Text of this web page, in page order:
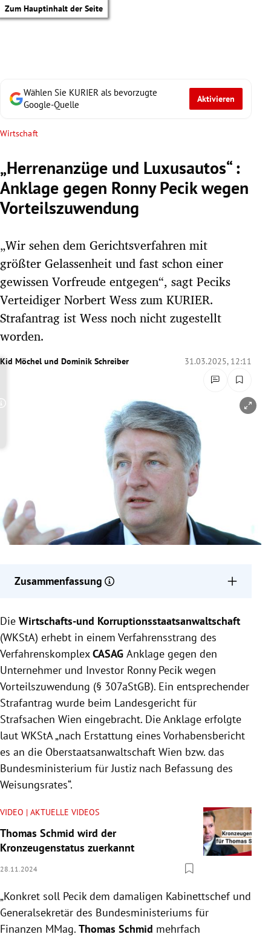
Zum Hauptinhalt der Seite
Untermenü
Untermenü
Untermenü
Untermenü
Untermenü
Untermenü
Wählen Sie KURIER als bevorzugte
Google-Quelle
Aktivieren
Wirtschaft
„Herrenanzüge und Luxusautos“ :
Anklage gegen Ronny Pecik wegen
Vorteilszuwendung
„Wir sehen dem Gerichtsverfahren mit
größter Gelassenheit und fast schon einer
gewissen Vorfreude entgegen“, sagt Peciks
Verteidiger Norbert Wess zum KURIER.
Strafantrag ist Wess noch nicht zugestellt
worden.
Kid Möchel und Dominik Schreiber 31.03.2025, 12:11
Copyright-Hinweis öffnen/schließen
Zusammenfassung
Vorteilszuwendung an, da er Luxusautos und
Schneiderkosten für Thomas Schmid übernommen
haben soll.
Der Vorwurf lautet, dass Schmid Pecik im Gegenzug
bei Anliegen unterstützt und ihm schnelle Termine
beim Finanzminister verschafft habe.
Pecik bestreitet die Vorwürfe, ihm drohen bis zu drei
Jahre Haft, während Schmid der Kronzeugenstatus
zuerkannt wurde und das Verfahren gegen ihn
eingestellt ist.
Die Wirtschafts-und Korruptionsstaatsanwaltschaft
(WKStA) erhebt in einem Verfahrensstrang des
VerfahrenskomplexCASAG Anklage gegen den
Unternehmer und Investor Ronny Pecik wegen
Vorteilszuwendung (§ 307aStGB). Ein entsprechender
Strafantrag wurde beim Landesgericht für
Strafsachen Wien eingebracht. Die Anklage erfolgte
laut WKStA „nach Erstattung eines Vorhabensbericht
es an die Oberstaatsanwaltschaft Wien bzw. das
Bundesministerium für Justiz nach Befassung des
Weisungsrates“.
VIDEO | AKTUELLE VIDEOS
Thomas Schmid wird der
Kronzeugenstatus zuerkannt
28.11.2024
„Konkret soll Pecik dem damaligen Kabinettschef und
Generalsekretär des Bundesministeriums für
Finanzen MMag. Thomas Schmid mehrfach